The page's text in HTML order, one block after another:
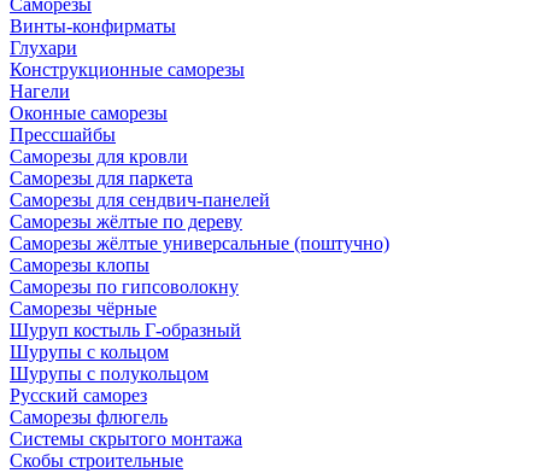
Саморезы
Винты-конфирматы
Глухари
Конструкционные саморезы
Нагели
Оконные саморезы
Прессшайбы
Саморезы для кровли
Саморезы для паркета
Саморезы для сендвич-панелей
Саморезы жёлтые по дереву
Саморезы жёлтые универсальные (поштучно)
Саморезы клопы
Саморезы по гипсоволокну
Саморезы чёрные
Шуруп костыль Г-образный
Шурупы с кольцом
Шурупы с полукольцом
Русский саморез
Саморезы флюгель
Системы скрытого монтажа
Скобы строительные